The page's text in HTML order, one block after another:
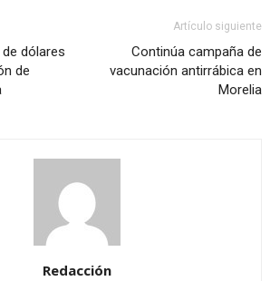
dólares
de
Artículo siguiente
Continúa campaña de
vacunación antirrábica en
Morelia
Redacción